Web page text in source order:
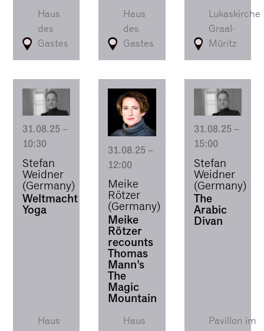
Haus
des
Gastes
Haus
des
Gastes
Lukaskirche
Graal-
Müritz
31.08.25 –
10:30
Stefan
Weidner
(Germany)
Weltmacht
Yoga
Haus
31.08.25 –
12:00
Meike
Rötzer
(Germany)
Meike
Rötzer
recounts
Thomas
Mann’s
The
Magic
Mountain
Haus
31.08.25 –
15:00
Stefan
Weidner
(Germany)
The
Arabic
Divan
Pavillon im